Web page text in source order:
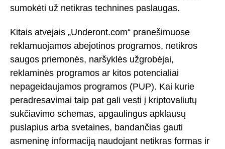
sumokėti už netikras technines paslaugas.
Kitais atvejais „Underont.com“ pranešimuose
reklamuojamos abejotinos programos, netikros
saugos priemonės, naršyklės užgrobėjai,
reklaminės programos ar kitos potencialiai
nepageidaujamos programos (PUP). Kai kurie
peradresavimai taip pat gali vesti į kriptovaliutų
sukčiavimo schemas, apgaulingus apklausų
puslapius arba svetaines, bandančias gauti
asmeninę informaciją naudojant netikras formas ir